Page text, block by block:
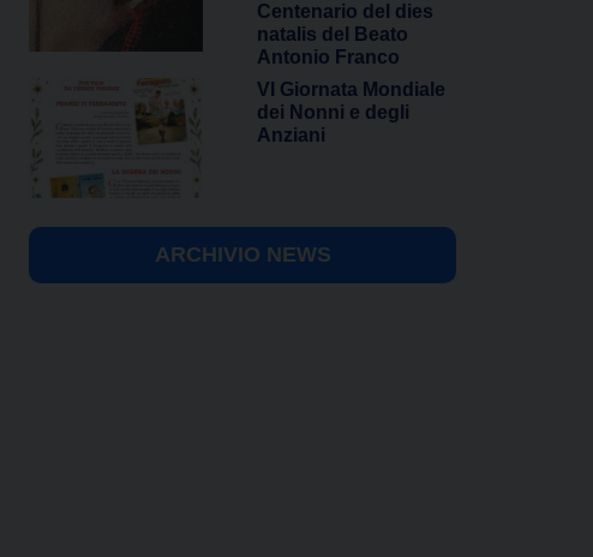
Centenario del dies
natalis del Beato
Antonio Franco
VI Giornata Mondiale
dei Nonni e degli
Anziani
ARCHIVIO NEWS